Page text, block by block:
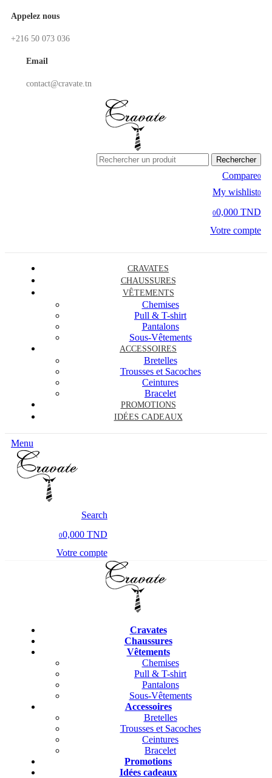
Appelez nous
+216 50 073 036
Email
contact@cravate.tn
Rechercher
Compare0
My wishlist0
00,000 TND
Votre compte
CRAVATES
CHAUSSURES
VÊTEMENTS
Chemises
Pull & T-shirt
Pantalons
Sous-Vêtements
ACCESSOIRES
Bretelles
Trousses et Sacoches
Ceintures
Bracelet
PROMOTIONS
IDÉES CADEAUX
Menu
Search
00,000 TND
Votre compte
Cravates
Chaussures
Vêtements
Chemises
Pull & T-shirt
Pantalons
Sous-Vêtements
Accessoires
Bretelles
Trousses et Sacoches
Ceintures
Bracelet
Promotions
Idées cadeaux